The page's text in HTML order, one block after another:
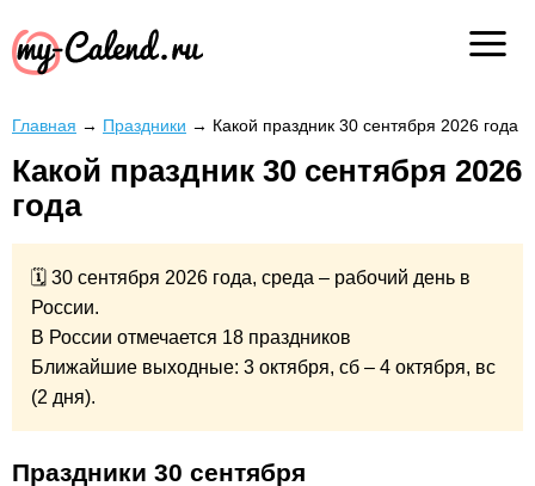
Главная → Праздники → Какой праздник 30 сентября 2026 года
Какой праздник 30 сентября 2026
года
🗓 30 сентября 2026 года, среда – рабочий день в
России.
В России отмечается 18 праздников
Ближайшие выходные: 3 октября, сб – 4 октября, вс
(2 дня).
Праздники 30 сентября